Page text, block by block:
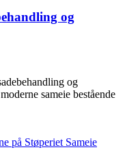
og
og
sameie bestående